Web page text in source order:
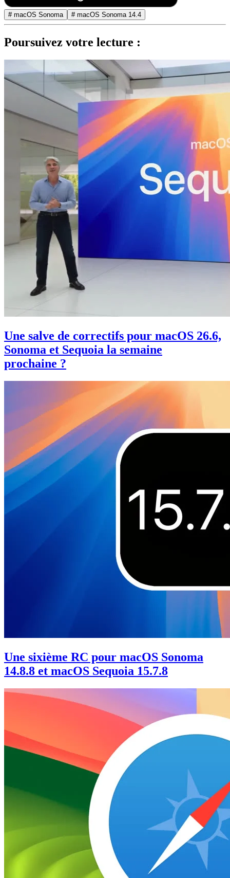
# macOS Sonoma # macOS Sonoma 14.4
Poursuivez votre lecture :
Une salve de correctifs pour macOS 26.6,
Sonoma et Sequoia la semaine
prochaine ?
Une sixième RC pour macOS Sonoma
14.8.8 et macOS Sequoia 15.7.8